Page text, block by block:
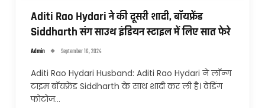
Aditi Rao Hydari ने की दूसरी शादी, बॉयफ्रेंड
Siddharth संग साउथ इंडियन स्टाइल में लिए सात फेरे
Admin September 16, 2024
Aditi Rao Hydari Husband: Aditi Rao Hydari ने लॉन्ग
टाइम बॉयफ्रेंड Siddharth के साथ शादी कर ली है। वेडिंग
फोटोज…